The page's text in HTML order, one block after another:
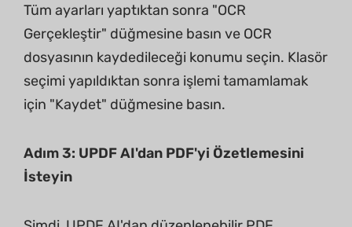
Tüm ayarları yaptıktan sonra "OCR
Gerçekleştir" düğmesine basın ve OCR
dosyasının kaydedileceği konumu seçin. Klasör
seçimi yapıldıktan sonra işlemi tamamlamak
için "Kaydet" düğmesine basın.
Adım 3: UPDF AI'dan PDF'yi Özetlemesini
İsteyin